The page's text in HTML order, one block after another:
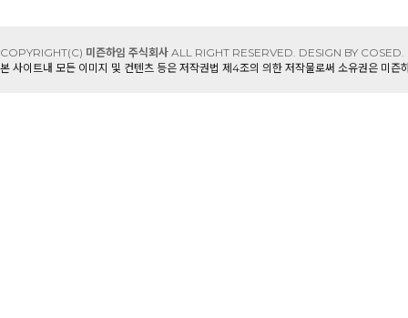
COPYRIGHT(C) 미즌하임 주식회사 ALL RIGHT RESERVED. DESIGN BY COSED.
본 사이트내 모든 이미지 및 컨텐츠 등은 저작권법 제4조의 의한 저작물로써 소유권은 미